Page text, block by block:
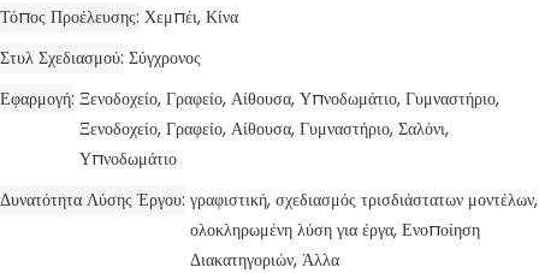
Τόπος Προέλευσης Χεμπέι, Κίνα
Στυλ Σχεδιασμού Σύγχρονος
Εφαρμογή Ξενοδοχείο, Γραφείο, Αίθουσα, Υπνοδωμάτιο, Γυμναστήριο,
Ξενοδοχείο, Γραφείο, Αίθουσα, Γυμναστήριο, Σαλόνι,
Υπνοδωμάτιο
Δυνατότητα Λύσης Έργου γραφιστική, σχεδιασμός τρισδιάστατων μοντέλων,
ολοκληρωμένη λύση για έργα, Ενοποίηση
Διακατηγοριών, Άλλα